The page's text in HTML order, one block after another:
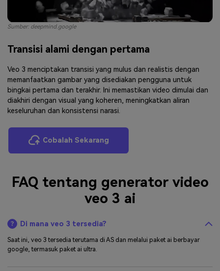
Transisi alami dengan pertama
Veo 3 menciptakan transisi yang mulus dan realistis dengan
memanfaatkan gambar yang disediakan pengguna untuk
bingkai pertama dan terakhir. Ini memastikan video dimulai dan
diakhiri dengan visual yang koheren, meningkatkan aliran
keseluruhan dan konsistensi narasi.
Cobalah Sekarang
Sumber: deepmind.google
FAQ tentang generator video
veo 3 ai
Di mana veo 3 tersedia?
Saat ini, veo 3 tersedia terutama di AS dan melalui paket ai berbayar
google, termasuk paket ai ultra.